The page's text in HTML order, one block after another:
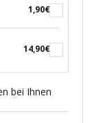
1,90€
14,90€
bei Ihnen